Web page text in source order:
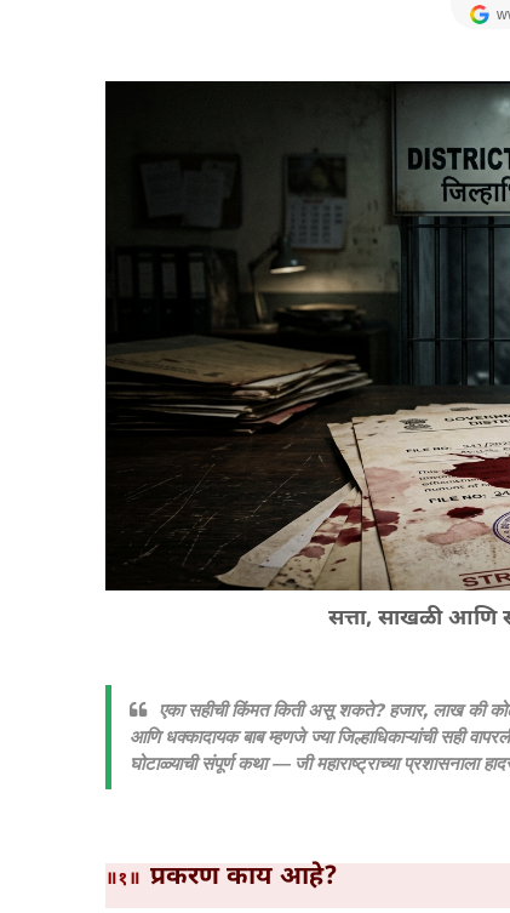
सत्ता, साखळी आणि
एका सहीची किंमत किती असू शकते? हजार, लाख की
आणि धक्कादायक बाब म्हणजे ज्या जिल्हाधिकाऱ्यांची सही
घोटाळ्याची संपूर्ण कथा — जी महाराष्ट्राच्या प्रशासनाला
॥१॥ प्रकरण काय आहे?